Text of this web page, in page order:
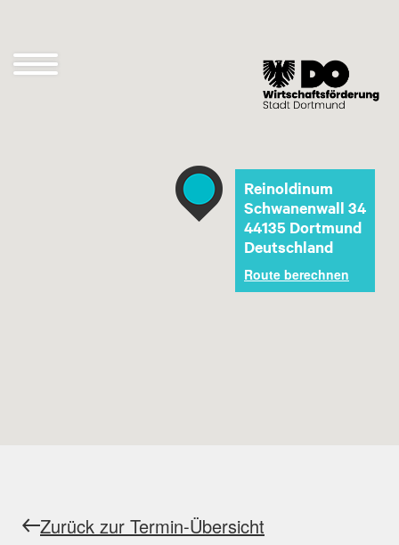
Navigation
Reinoldinum
Schwanenwall 34
44135 Dortmund
Deutschland
Route berechnen
Zurück zur Termin-Übersicht